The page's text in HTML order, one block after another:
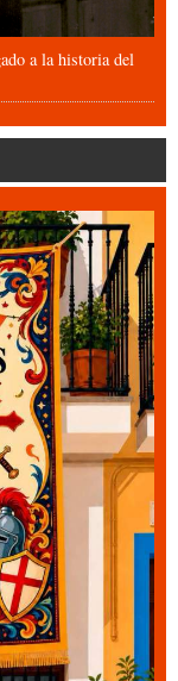
a la historia del